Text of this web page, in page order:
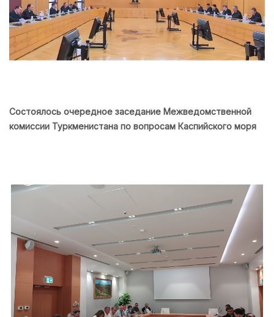
Состоялось очередное заседание Межведомственной
комиссии Туркменистана по вопросам Каспийского моря